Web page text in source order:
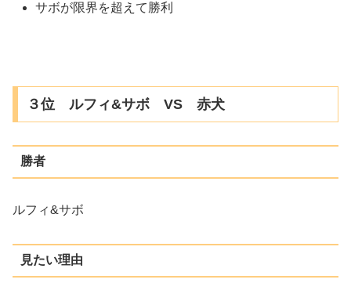
サボが限界を超えて勝利
３位 ルフィ&サボ VS 赤犬
勝者
ルフィ&サボ
見たい理由